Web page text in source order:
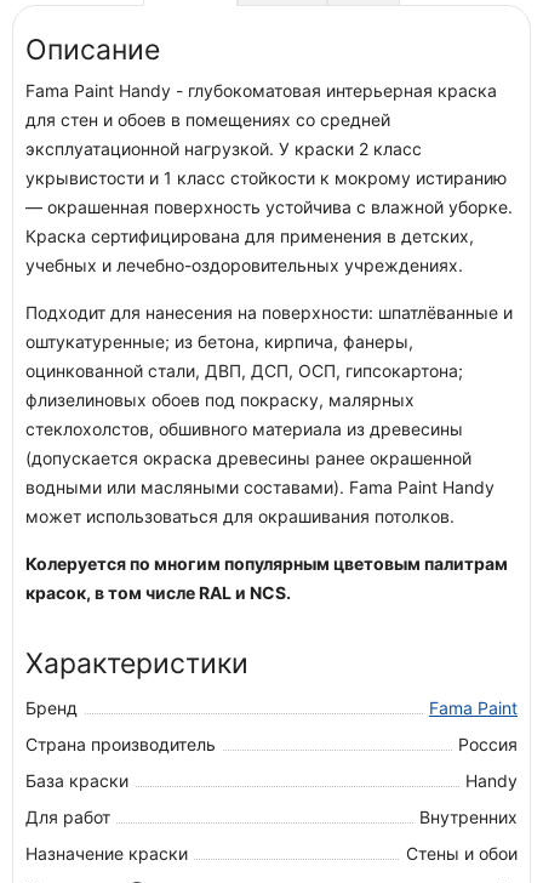
Описание
Fama Paint Handy - глубокоматовая интерьерная краска
для стен и обоев в помещениях со средней
эксплуатационной нагрузкой. У краски 2 класс
укрывистости и 1 класс стойкости к мокрому истиранию
— окрашенная поверхность устойчива с влажной уборке.
Краска сертифицирована для применения в детских,
учебных и лечебно-оздоровительных учреждениях.
Подходит для нанесения на поверхности: шпатлёванные и
оштукатуренные; из бетона, кирпича, фанеры,
оцинкованной стали, ДВП, ДСП, ОСП, гипсокартона;
флизелиновых обоев под покраску, малярных
стеклохолстов, обшивного материала из древесины
(допускается окраска древесины ранее окрашенной
водными или масляными составами). Fama Paint Handy
может использоваться для окрашивания потолков.
Колеруется по многим популярным цветовым палитрам
красок, в том числе RAL и NCS.
Характеристики
Бренд
Fama Paint
Страна производитель
Россия
База краски
Handy
Для работ
Внутренних
Назначение краски
Стены и обои